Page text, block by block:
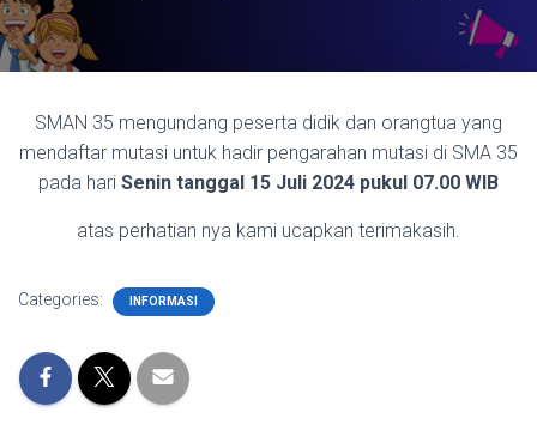
G
I
O
N
SMAN 35 mengundang peserta didik dan orangtua yang
mendaftar mutasi untuk hadir pengarahan mutasi di SMA 35
pada hari Senin tanggal 15 Juli 2024 pukul 07.00 WIB
atas perhatian nya kami ucapkan terimakasih.
Categories: INFORMASI